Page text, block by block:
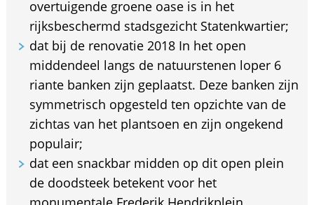
overtuigende groene oase is in het
rijksbeschermd stadsgezicht Statenkwartier;
dat bij de renovatie 2018 In het open
middendeel langs de natuurstenen loper 6
riante banken zijn geplaatst. Deze banken zijn
symmetrisch opgesteld ten opzichte van de
zichtas van het plantsoen en zijn ongekend
populair;
dat een snackbar midden op dit open plein
de doodsteek betekent voor het